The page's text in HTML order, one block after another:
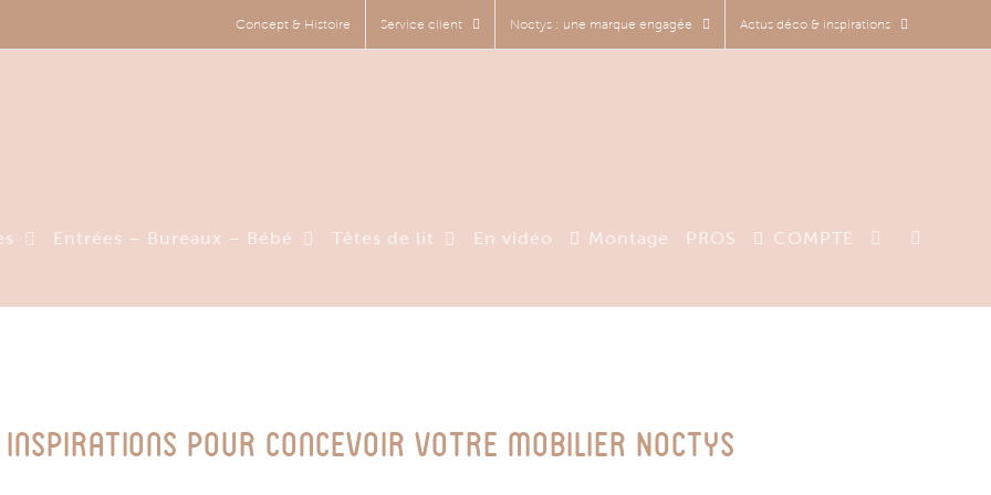
Concept & Histoire Service client Noctys : une marque engagée Actus déco & inspirations
Entrées – Bureaux – Bébé Têtes de lit En vidéo Montage PROS COMPTE
inspirations pour concevoir votre mobilier Noctys